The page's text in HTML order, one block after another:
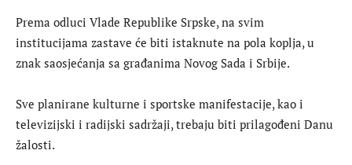
Prema odluci Vlade Republike Srpske, na svim
institucijama zastave će biti istaknute na pola koplja, u
znak saosjećanja sa građanima Novog Sada i Srbije.
Sve planirane kulturne i sportske manifestacije, kao i
televizijski i radijski sadržaji, trebaju biti prilagođeni Danu
žalosti.